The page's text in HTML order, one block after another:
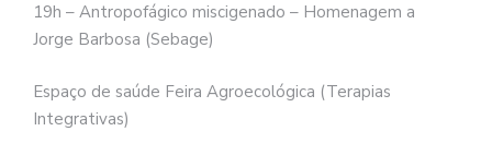
19h – Antropofágico miscigenado – Homenagem a
Jorge Barbosa (Sebage)
Espaço de saúde Feira Agroecológica (Terapias
Integrativas)